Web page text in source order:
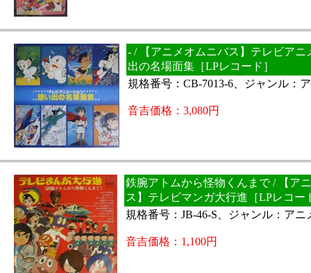
- / 【アニメオムニバス】テレビアニ
出の名場面集［LPレコード］
規格番号：CB-7013-6、ジャンル：
音吉価格：3,080円
鉄腕アトムから怪物くんまで / 【ア
ス】テレビマンガ大行進［LPレコー
規格番号：JB-46-S、ジャンル：アニ
音吉価格：1,100円